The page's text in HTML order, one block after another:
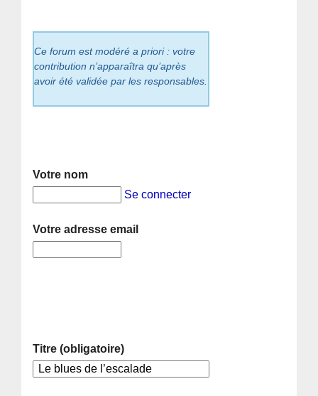
Ce forum est modéré a priori : votre
contribution n’apparaîtra qu’après
avoir été validée par les responsables.
Votre nom
Se connecter
Votre adresse email
Titre (obligatoire)